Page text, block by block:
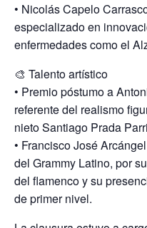
• Nicolás Capelo
especializado en
enfermedades como el
🎨 Talento artístico
• Premio póstumo a
referente del realismo
nieto Santiago Prada
• Francisco José
del Grammy Latino, por
del flamenco y su
de primer nivel.